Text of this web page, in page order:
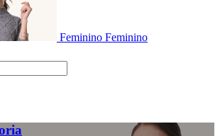
Feminino Feminino